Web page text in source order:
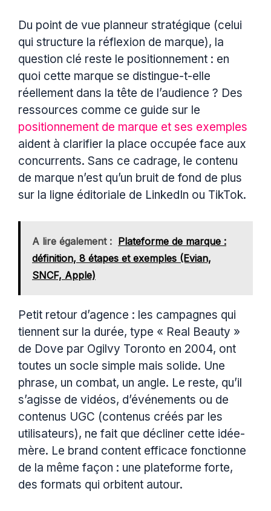
Du point de vue planneur stratégique (celui
qui structure la réflexion de marque), la
question clé reste le positionnement : en
quoi cette marque se distingue-t-elle
réellement dans la tête de l’audience ? Des
ressources comme ce guide sur le
positionnement de marque et ses exemples
aident à clarifier la place occupée face aux
concurrents. Sans ce cadrage, le contenu
de marque n’est qu’un bruit de fond de plus
sur la ligne éditoriale de LinkedIn ou TikTok.
A lire également : Plateforme de marque :
définition, 8 étapes et exemples (Evian,
SNCF, Apple)
Petit retour d’agence : les campagnes qui
tiennent sur la durée, type « Real Beauty »
de Dove par Ogilvy Toronto en 2004, ont
toutes un socle simple mais solide. Une
phrase, un combat, un angle. Le reste, qu’il
s’agisse de vidéos, d’événements ou de
contenus UGC (contenus créés par les
utilisateurs), ne fait que décliner cette idée-
mère. Le brand content efficace fonctionne
de la même façon : une plateforme forte,
des formats qui orbitent autour.